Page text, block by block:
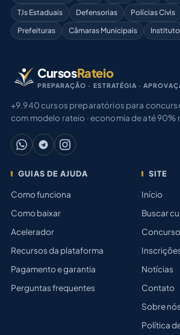
TJs Estaduais
Defensorias Polícias Civis
Prefeituras
Câmaras Municipais
CursosRateio
PREPARAÇÃO · ESTRATÉGIA ·
+9.940 cursos preparatórios para
com modelo rateio · economia de até 90%
GUIAS DE AJUDA
Como funciona
Como baixar
Acelerador
Recursos da plataforma
Pagamento e garantia
Perguntas frequentes
SITE
Início
Buscar
Notícias
Contato
Sobre nós
Política